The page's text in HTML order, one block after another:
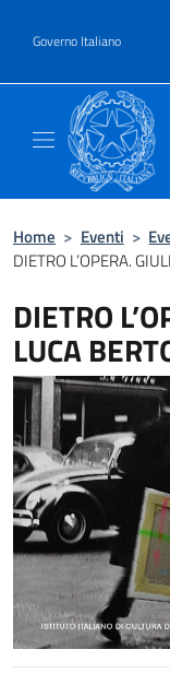
Governo Italiano
Home > Eventi >
DIETRO L’OPERA.
DIETRO
LUCA